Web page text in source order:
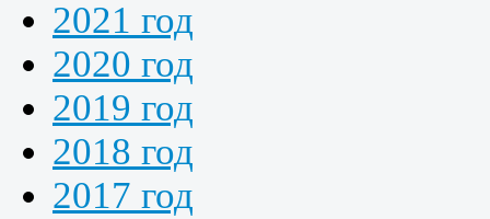
2021 год
2020 год
2019 год
2018 год
2017 год